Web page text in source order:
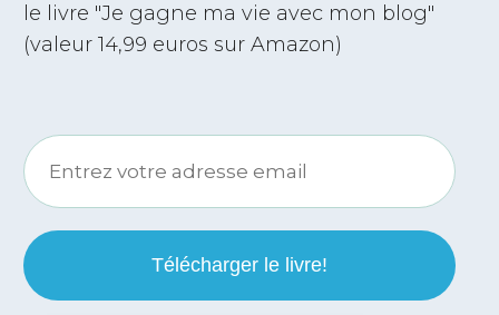
le livre "Je gagne ma vie avec mon blog"
(valeur 14,99 euros sur Amazon)
Télécharger le livre!